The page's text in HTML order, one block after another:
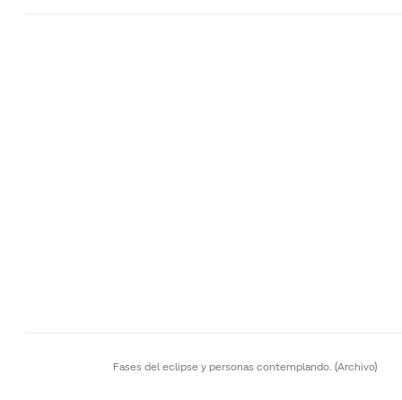
Fases del eclipse y personas contemplando. (Archivo)